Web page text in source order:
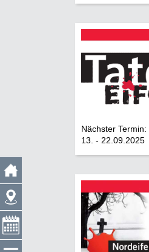
Nächster Termin:
13. - 22.09.2025